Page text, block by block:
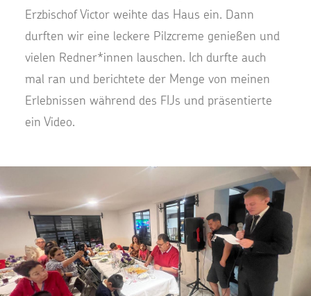
Erzbischof Victor weihte das Haus ein. Dann
durften wir eine leckere Pilzcreme genießen und
vielen Redner*innen lauschen. Ich durfte auch
mal ran und berichtete der Menge von meinen
Erlebnissen während des FIJs und präsentierte
ein Video.